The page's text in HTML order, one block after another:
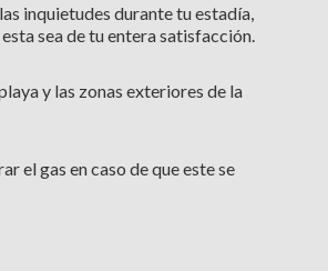
inquietudes durante tu estadía,
sea de tu entera satisfacción.
y las zonas exteriores de la
el gas en caso de que este se